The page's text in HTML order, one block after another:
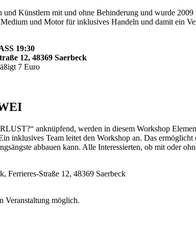
Künstlern mit und ohne Behinderung und wurde
Medium und Motor für inklusives Handeln und damit ein
19:30
12, 48369 Saerbeck
7 Euro
anknüpfend, werden in diesem Workshop
inklusives Team leitet den Workshop an. Das
abbauen kann. Alle Interessierten, ob mit oder
Ferrieres-Straße 12, 48369 Saerbeck
Veranstaltung möglich.